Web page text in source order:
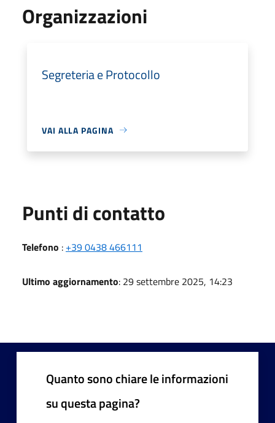
Organizzazioni
Segreteria e Protocollo
VAI ALLA PAGINA
Punti di contatto
Telefono : +39 0438 466111
Ultimo aggiornamento: 29 settembre 2025, 14:23
Quanto sono chiare le informazioni
su questa pagina?